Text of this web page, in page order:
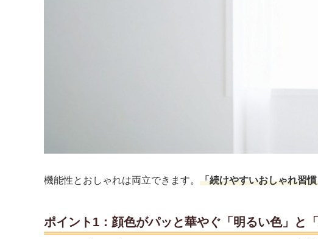
機能性とおしゃれは両立できます。 「続けやすいおしゃれ習
ポイント1：顔色がパッと華やぐ「明るい色」と「